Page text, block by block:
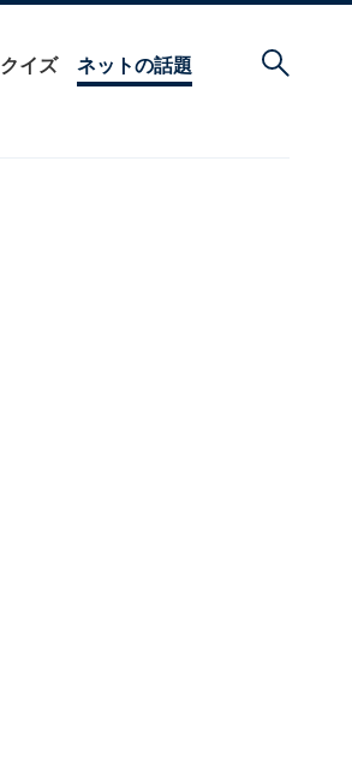
クイズ ネットの話題